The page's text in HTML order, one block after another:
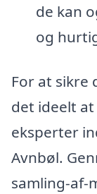
de kan
og
For at sikre
det ideelt
eksperter
Avnbøl.
samling-af-